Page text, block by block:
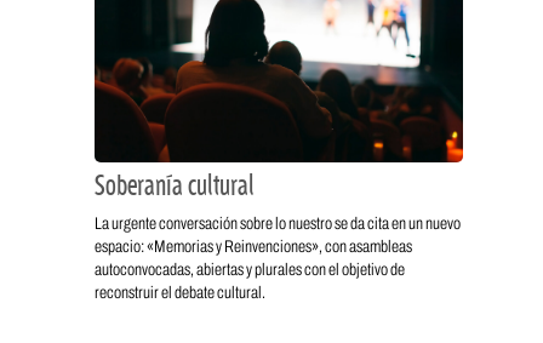
Soberanía cultural
La urgente conversación sobre lo nuestro se da cita en un nuevo
espacio: «Memorias y Reinvenciones», con asambleas
autoconvocadas, abiertas y plurales con el objetivo de
reconstruir el debate cultural.